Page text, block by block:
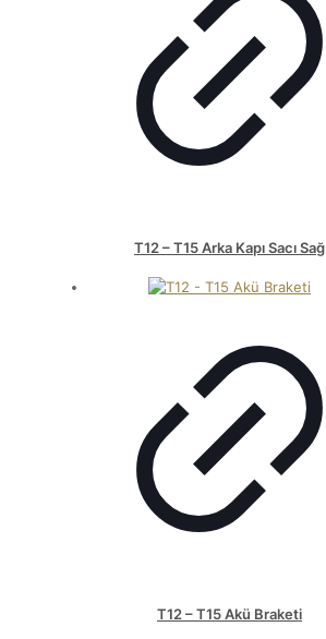
T12 – T15 Arka Kapı Sacı Sağ
T12 – T15 Akü Braketi